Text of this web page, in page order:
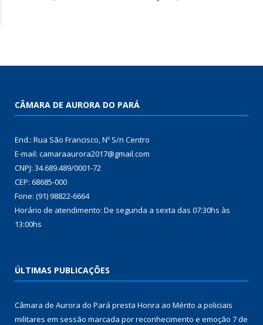
CÂMARA DE AURORA DO PARÁ
End.: Rua São Francisco, Nº S/n Centro
E-mail: camaraaurora2017@gmail.com
CNPJ: 34.689.489/0001-72
CEP: 68685-000
Fone: (91) 98822-6664
Horário de atendimento: De segunda a sexta das 07:30hs às
13:00hs
ÚLTIMAS PUBLICAÇÕES
Câmara de Aurora do Pará presta Honra ao Mérito a policiais
militares em sessão marcada por reconhecimento e emoção 7 de